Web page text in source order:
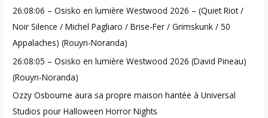
r
:
26:08:06 – Osisko en lumière Westwood 2026 – (Quiet Riot /
Noir Silence / Michel Pagliaro / Brise-Fer / Grimskunk / 50
Appalaches) (Rouyn-Noranda)
26:08:05 – Osisko en lumière Westwood 2026 (David Pineau)
(Rouyn-Noranda)
Ozzy Osbourne aura sa propre maison hantée à Universal
Studios pour Halloween Horror Nights